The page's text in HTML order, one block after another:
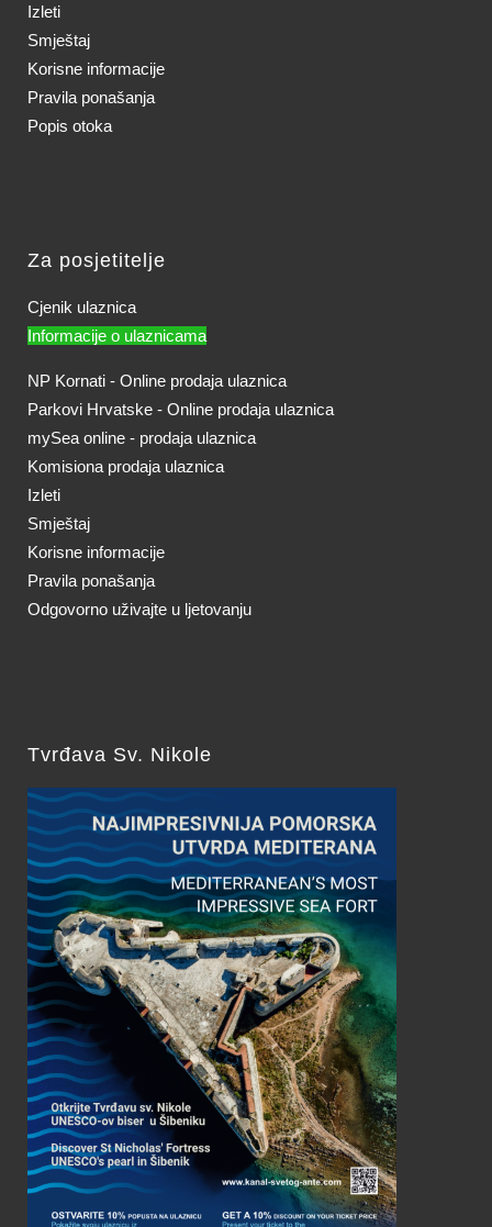
Izleti
Smještaj
Korisne informacije
Pravila ponašanja
Popis otoka
Za posjetitelje
Cjenik ulaznica
Informacije o ulaznicama
NP Kornati - Online prodaja ulaznica
Parkovi Hrvatske - Online prodaja ulaznica
mySea online - prodaja ulaznica
Komisiona prodaja ulaznica
Izleti
Smještaj
Korisne informacije
Pravila ponašanja
Odgovorno uživajte u ljetovanju
Tvrđava Sv. Nikole